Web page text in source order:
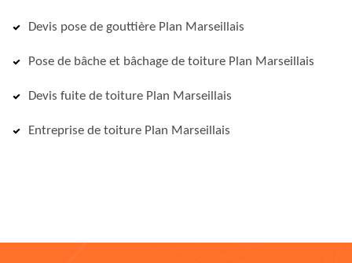
Devis pose de gouttière Plan Marseillais
Pose de bâche et bâchage de toiture Plan Marseillais
Devis fuite de toiture Plan Marseillais
Entreprise de toiture Plan Marseillais